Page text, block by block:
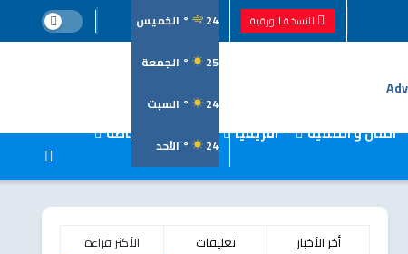
النسخة الورقية 24
° الخميس
25
° الجمعة
24
° السبت
24
° الأحد
المال و التنمية افريقيا العالم
رياضة
الأكثر قراءة تعليقات أخر الأخبار